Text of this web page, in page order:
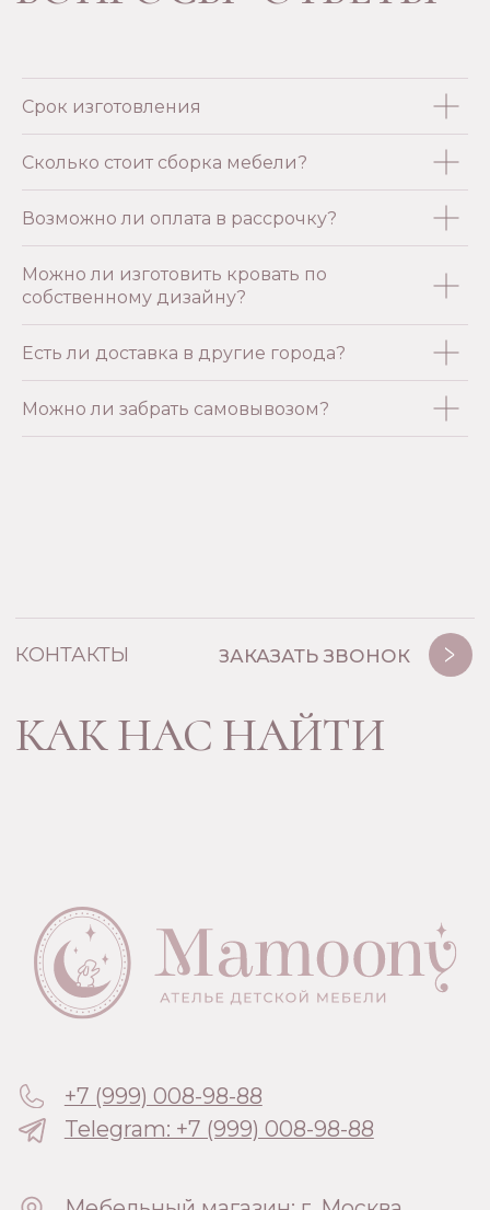
Срок изготовления
Сколько стоит сборка мебели?
Возможно ли оплата в рассрочку?
Можно ли изготовить кровать по
собственному дизайну?
Есть ли доставка в другие города?
Можно ли забрать самовывозом?